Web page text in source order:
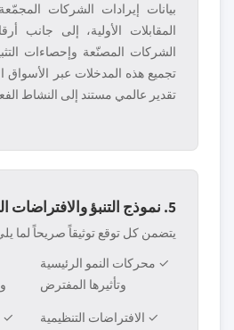
بيانات إيرادات الشركات
المقابلات الأولية، إلى جانب
الشركات المصنّعة وإحصاءات
تجميع هذه المدخلات عبر الأسواق
تقدير عالمي مستند إلى النشاط
5. نموذج التنبؤ والافتراضات الرئيسية
يتضمن كل توقع توثيقاً صريحاً لما
✓ محركات النمو الرئيسية
وتأثيرها المفترض
✓ الافتراضات التنظيمية
✓